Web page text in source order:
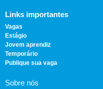
Links importantes
Vagas
Estágio
Jovem aprendiz
Temporário
Publique sua vaga
Sobre nós